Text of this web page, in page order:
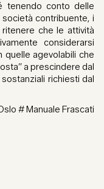
tenendo conto delle
contribuente, i
che le attività
considerarsi
quelle agevolabili che
a prescindere dal
richiesti dal
# Manuale Frascati